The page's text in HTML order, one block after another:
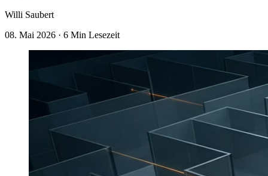
Willi Saubert
08. Mai 2026 · 6 Min Lesezeit